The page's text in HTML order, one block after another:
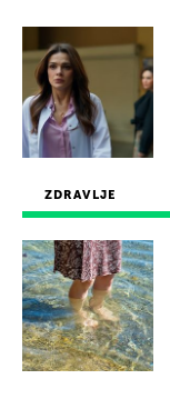
ZDRAVLJE